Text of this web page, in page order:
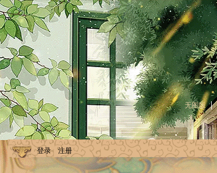
无图版
登录 注册